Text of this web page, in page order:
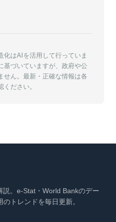
化はAIを活用して行っていま
基づいていますが、政府や公
せん。最新・正確な情報は各
ださい。
。e-Stat・World Bankのデー
トレンドを毎日更新。